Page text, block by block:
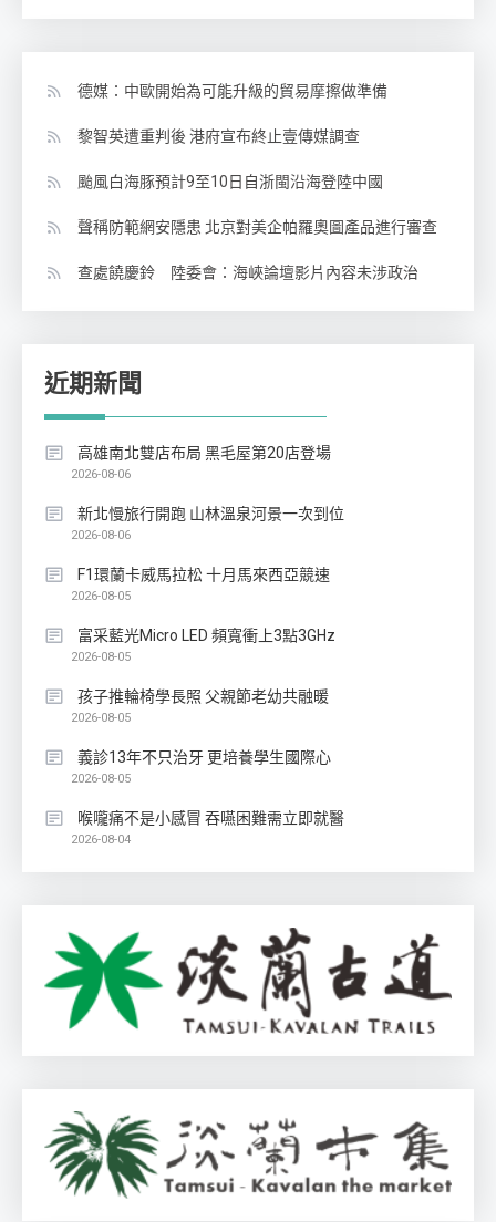
德媒：中歐開始為可能升級的貿易摩擦做準備
黎智英遭重判後 港府宣布終止壹傳媒調查
颱風白海豚預計9至10日自浙閩沿海登陸中國
聲稱防範網安隱患 北京對美企帕羅奧圖產品進行審查
查處饒慶鈴 陸委會：海峽論壇影片內容未涉政治
近期新聞
高雄南北雙店布局 黑毛屋第20店登場
2026-08-06
新北慢旅行開跑 山林溫泉河景一次到位
2026-08-06
F1環蘭卡威馬拉松 十月馬來西亞競速
2026-08-05
富采藍光Micro LED 頻寬衝上3點3GHz
2026-08-05
孩子推輪椅學長照 父親節老幼共融暖
2026-08-05
義診13年不只治牙 更培養學生國際心
2026-08-05
喉嚨痛不是小感冒 吞嚥困難需立即就醫
2026-08-04